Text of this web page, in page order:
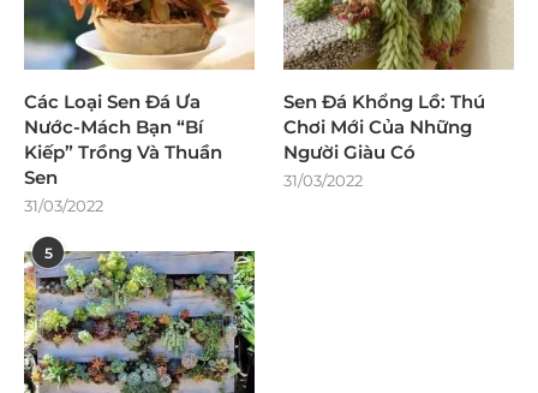
Các Loại Sen Đá Ưa
Nước-Mách Bạn “Bí
Kiếp” Trồng Và Thuần
Sen
31/03/2022
Sen Đá Khổng Lồ: Thú
Chơi Mới Của Những
Người Giàu Có
31/03/2022
5